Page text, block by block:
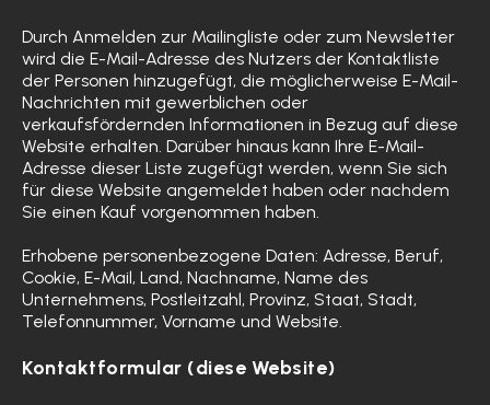
Durch Anmelden zur Mailingliste oder zum Newsletter
wird die E-Mail-Adresse des Nutzers der Kontaktliste
der Personen hinzugefügt, die möglicherweise E-Mail-
Nachrichten mit gewerblichen oder
verkaufsfördernden Informationen in Bezug auf diese
Website erhalten. Darüber hinaus kann Ihre E-Mail-
Adresse dieser Liste zugefügt werden, wenn Sie sich
für diese Website angemeldet haben oder nachdem
Sie einen Kauf vorgenommen haben.
Erhobene personenbezogene Daten: Adresse, Beruf,
Cookie, E-Mail, Land, Nachname, Name des
Unternehmens, Postleitzahl, Provinz, Staat, Stadt,
Telefonnummer, Vorname und Website.
Kontaktformular (diese Website)